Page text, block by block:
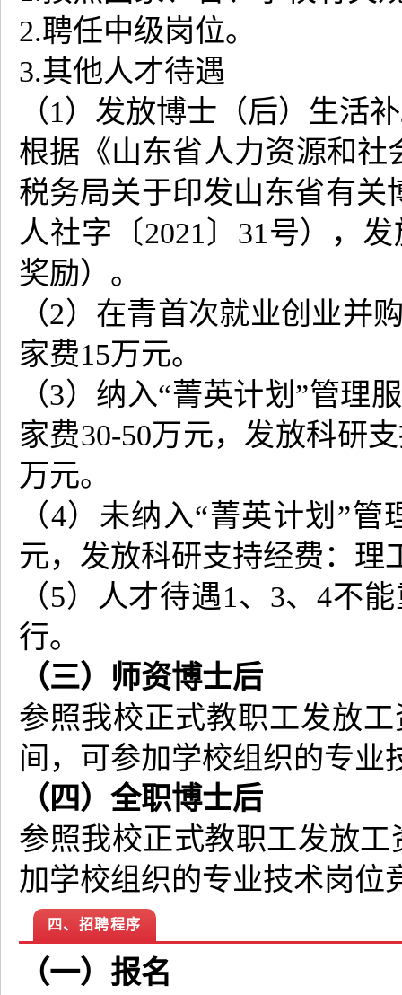
2.聘任中级岗位。
3.其他人才待遇
（1）发放博士（后）生活
根据《山东省人力资源和
税务局关于印发山东省有关
人社字〔2021〕31号），
奖励）。
（2）在青首次就业创业并
家费15万元。
（3）纳入“菁英计划”管理
家费30-50万元，发放科研
万元。
（4）未纳入“菁英计划”
元，发放科研支持经费：理
（5）人才待遇1、3、4不
行。
（三）师资博士后
参照我校正式教职工发放
间，可参加学校组织的专业
（四）全职博士后
参照我校正式教职工发放
加学校组织的专业技术岗位
四、招聘程序
（一）报名